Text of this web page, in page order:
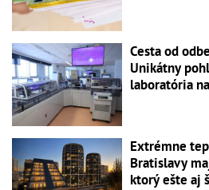
Cesta od
Unikátny
laboratória
Extrémne
Bratislavy
ktorý ešte aj